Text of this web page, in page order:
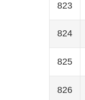
823
824
825
826